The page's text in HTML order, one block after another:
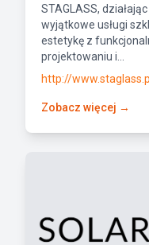
STAGLASS,
wyjątkowe usługi
estetykę z
projektowaniu i...
http://
Zobacz więcej →